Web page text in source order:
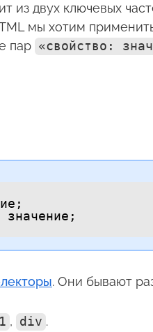
из двух ключевых
мы хотим
пар «свойство:
значение;
. Они бывают
, div .